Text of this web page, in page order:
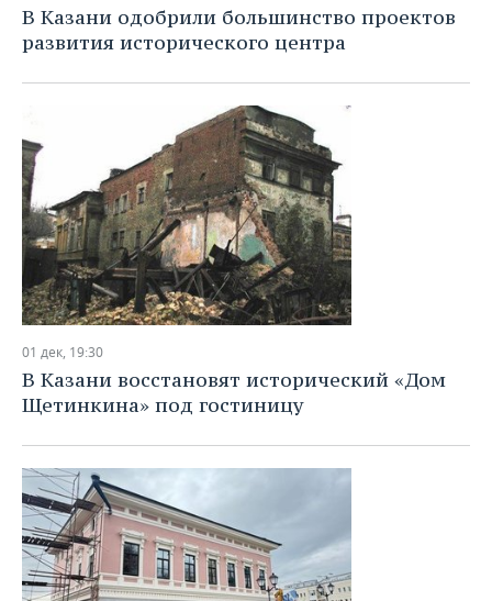
В Казани одобрили большинство проектов
развития исторического центра
01 дек, 19:30
В Казани восстановят исторический «Дом
Щетинкина» под гостиницу